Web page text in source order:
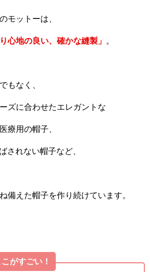
モットーは、
心地の良い、確かな縫製」 。
もなく、
ズに合わせたエレガントな
療用の帽子、
されない帽子など、
備えた帽子を作り続けています。
がすごい！